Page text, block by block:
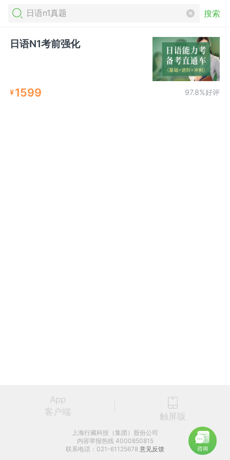
搜索
日语N1考前强化
¥1599 97.8%好评
App
客户端
触屏版
上海行藏科技（集团）股份公司
内容举报热线 4000850815
联系电话：021-61125678 意见反馈